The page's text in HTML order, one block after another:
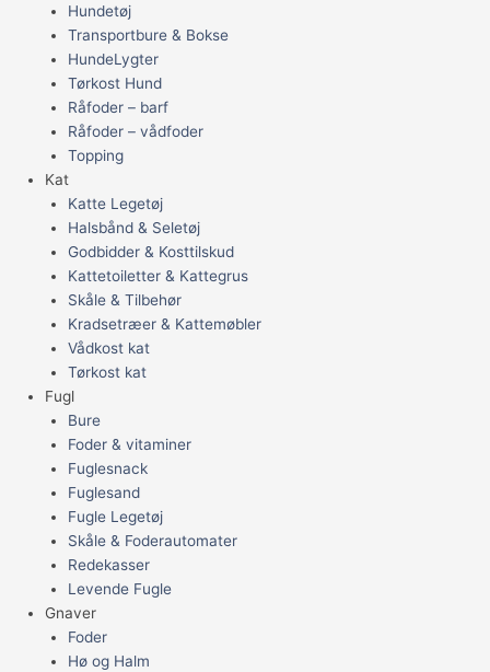
Hundetøj
Transportbure & Bokse
HundeLygter
Tørkost Hund
Råfoder – barf
Råfoder – vådfoder
Topping
Kat
Katte Legetøj
Halsbånd & Seletøj
Godbidder & Kosttilskud
Kattetoiletter & Kattegrus
Skåle & Tilbehør
Kradsetræer & Kattemøbler
Vådkost kat
Tørkost kat
Fugl
Bure
Foder & vitaminer
Fuglesnack
Fuglesand
Fugle Legetøj
Skåle & Foderautomater
Redekasser
Levende Fugle
Gnaver
Foder
Hø og Halm